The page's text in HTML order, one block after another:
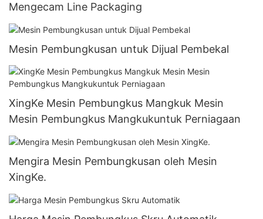
Mengecam Line Packaging
Mesin Pembungkusan untuk Dijual Pembekal
XingKe Mesin Pembungkus Mangkuk Mesin
Mesin Pembungkus Mangkukuntuk Perniagaan
Mengira Mesin Pembungkusan oleh Mesin
XingKe.